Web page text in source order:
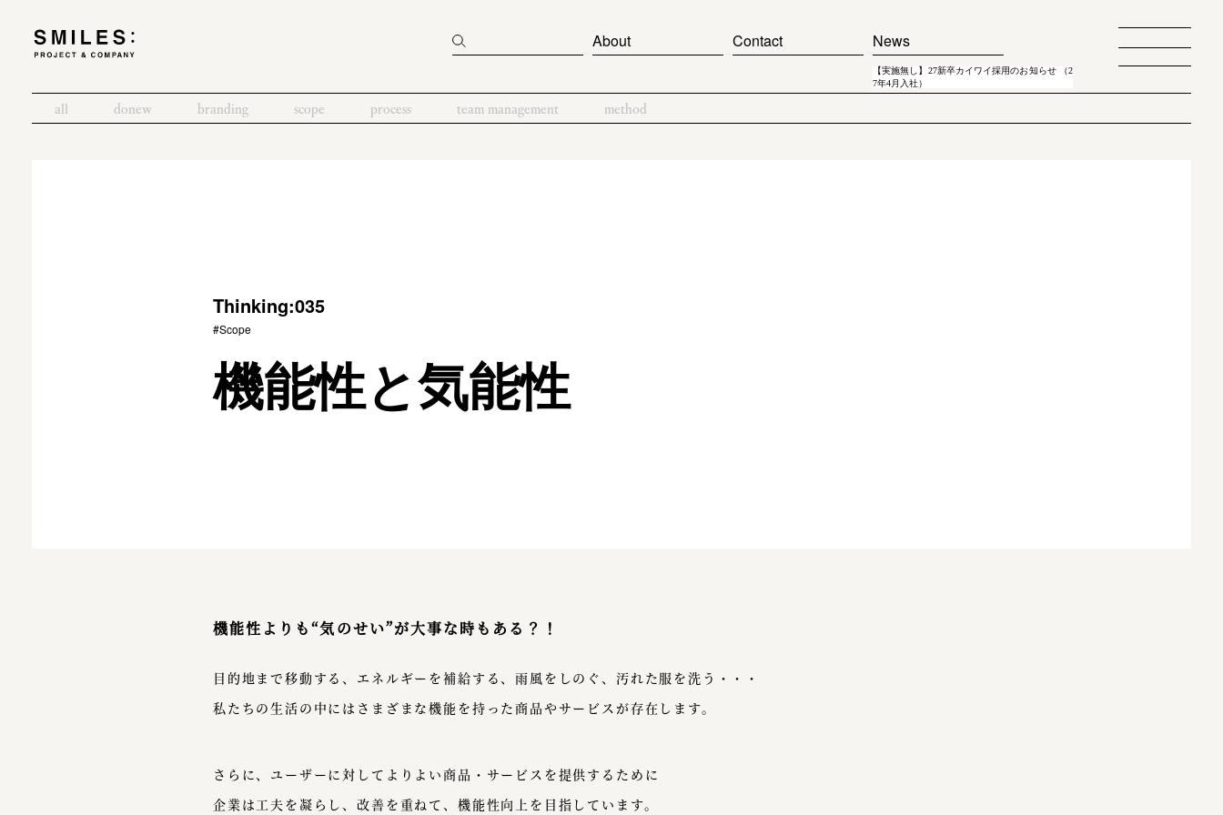
About Contact News
【実施無し】27新卒カイワイ採用のお知らせ （2
7年4月入社）
all donew branding scope process team management method
Thinking:035
#Scope
機能性と気能性
機能性よりも“気のせい”が大事な時もある？！
目的地まで移動する、エネルギーを補給する、雨風をしのぐ、汚れた服を洗う・・・
私たちの生活の中にはさまざまな機能を持った商品やサービスが存在します。
さらに、ユーザーに対してよりよい商品・サービスを提供するために
企業は工夫を凝らし、改善を重ねて、機能性向上を目指しています。